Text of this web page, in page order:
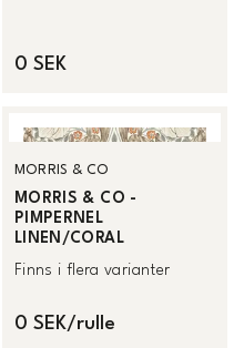
0 SEK
MORRIS & CO
MORRIS & CO -
PIMPERNEL
LINEN/CORAL
Finns i flera varianter
0 SEK/rulle